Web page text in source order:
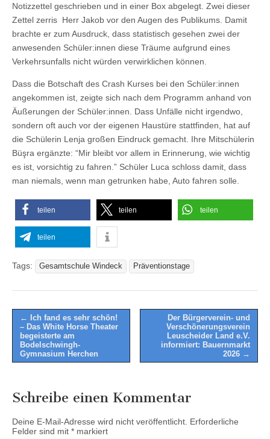
Notizzettel geschrieben und in einer Box abgelegt. Zwei dieser
Zettel zerris Herr Jakob vor den Augen des Publikums. Damit
brachte er zum Ausdruck, dass statistisch gesehen zwei der
anwesenden Schüler:innen diese Träume aufgrund eines
Verkehrsunfalls nicht würden verwirklichen können.
Dass die Botschaft des Crash Kurses bei den Schüler:innen
angekommen ist, zeigte sich nach dem Programm anhand von
Äußerungen der Schüler:innen. Dass Unfälle nicht irgendwo,
sondern oft auch vor der eigenen Haustüre stattfinden, hat auf
die Schülerin Lenja großen Eindruck gemacht. Ihre Mitschülerin
Büşra ergänzte: “Mir bleibt vor allem in Erinnerung, wie wichtig
es ist, vorsichtig zu fahren.” Schüler Luca schloss damit, dass
man niemals, wenn man getrunken habe, Auto fahren solle.
teilen teilen teilen
teilen
Tags: Gesamtschule Windeck Präventionstage
Post
navigation
← Ich fand es sehr schön!
– Das White Horse Theater
begeisterte am
Bodelschwingh-
Gymnasium Herchen
Der Bürgerverein- und
Verschönerungsverein
Leuscheider Land e.V.
informiert: Bauernmarkt
2026 →
Schreibe einen Kommentar
Deine E-Mail-Adresse wird nicht veröffentlicht. Erforderliche
Felder sind mit * markiert